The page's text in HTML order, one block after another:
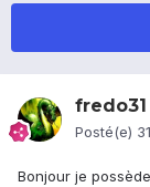
fredo31
Posté(e)
Bonjour je